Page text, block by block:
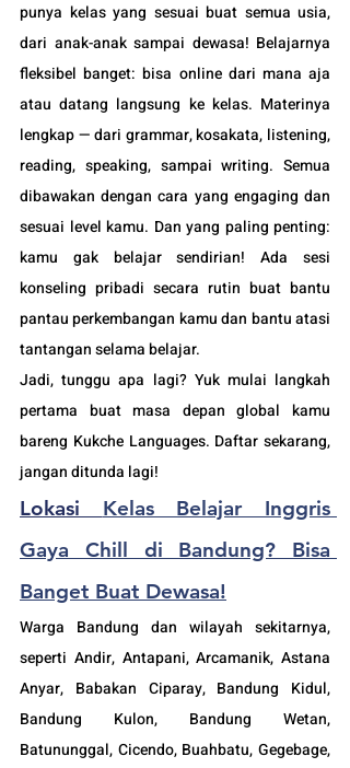
punya kelas yang sesuai buat semua usia,
dari anak-anak sampai dewasa! Belajarnya
fleksibel banget: bisa online dari mana aja
atau datang langsung ke kelas. Materinya
lengkap — dari grammar, kosakata, listening,
reading, speaking, sampai writing. Semua
dibawakan dengan cara yang engaging dan
sesuai level kamu. Dan yang paling penting:
kamu gak belajar sendirian! Ada sesi
konseling pribadi secara rutin buat bantu
pantau perkembangan kamu dan bantu atasi
tantangan selama belajar.
Jadi, tunggu apa lagi? Yuk mulai langkah
pertama buat masa depan global kamu
bareng Kukche Languages. Daftar sekarang,
jangan ditunda lagi!
Lokasi Kelas Belajar Inggris
Gaya Chill di Bandung? Bisa
Banget Buat Dewasa!
Warga Bandung dan wilayah sekitarnya,
seperti Andir, Antapani, Arcamanik, Astana
Anyar, Babakan Ciparay, Bandung Kidul,
Bandung Kulon, Bandung Wetan,
Batununggal, Cicendo, Buahbatu, Gegebage,